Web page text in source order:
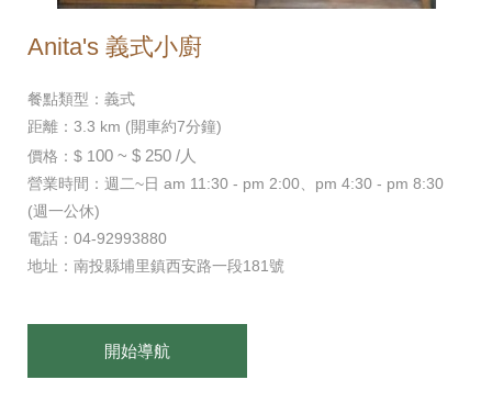
Anita's 義式小廚
餐點類型：義式
距離：3.3 km (開車約7分鐘)
價格：$ 100 ~ $ 250 /人
營業時間：週二~日 am 11:30 - pm 2:00、pm 4:30 - pm 8:30
(週一公休)
電話：04-92993880
地址：南投縣埔里鎮西安路一段181號
開始導航